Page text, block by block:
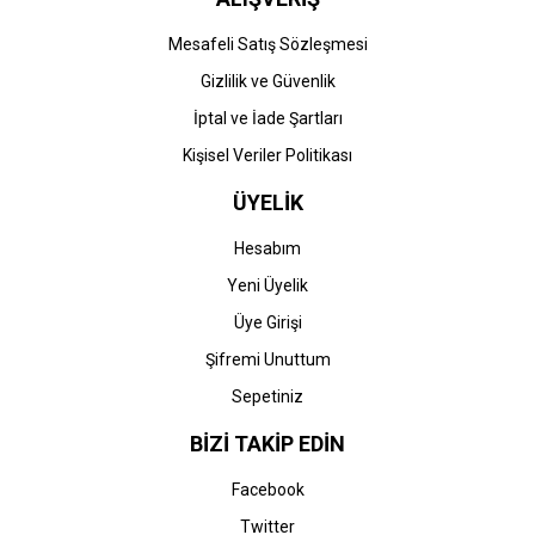
Mesafeli Satış Sözleşmesi
Gizlilik ve Güvenlik
İptal ve İade Şartları
Kişisel Veriler Politikası
ÜYELİK
Hesabım
Yeni Üyelik
Üye Girişi
Şifremi Unuttum
Sepetiniz
BİZİ TAKİP EDİN
Facebook
Twitter